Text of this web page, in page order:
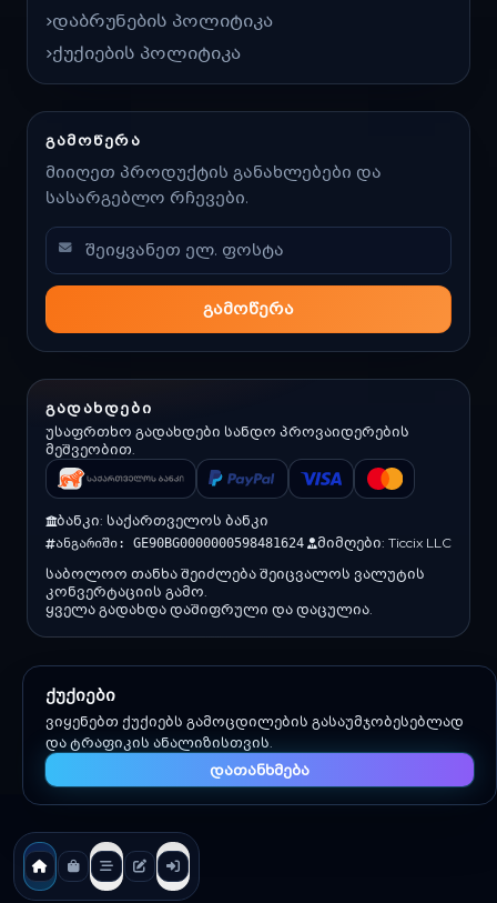
დაბრუნების პოლიტიკა
ქუქიების პოლიტიკა
ᲒᲐᲛᲝᲬᲔᲠᲐ
მიიღეთ პროდუქტის განახლებები და
სასარგებლო რჩევები.
გამოწერა
ᲒᲐᲓᲐᲮᲓᲔᲑᲘ
უსაფრთხო გადახდები სანდო პროვაიდერების
მეშვეობით.
ბანკი: საქართველოს ბანკი
ანგარიში: GE90BG0000000598481624
მიმღები: Ticcix LLC
საბოლოო თანხა შეიძლება შეიცვალოს ვალუტის
კონვერტაციის გამო.
ყველა გადახდა დაშიფრული და დაცულია.
(c) 2026 Ticcix. ყველა უფლება დაცულია.
შექმნილია შემქმნელებისა და გუნდებისთვის
ქუქიები
ვიყენებთ ქუქიებს გამოცდილების გასაუმჯობესებლად
და ტრაფიკის ანალიზისთვის.
დათანხმება